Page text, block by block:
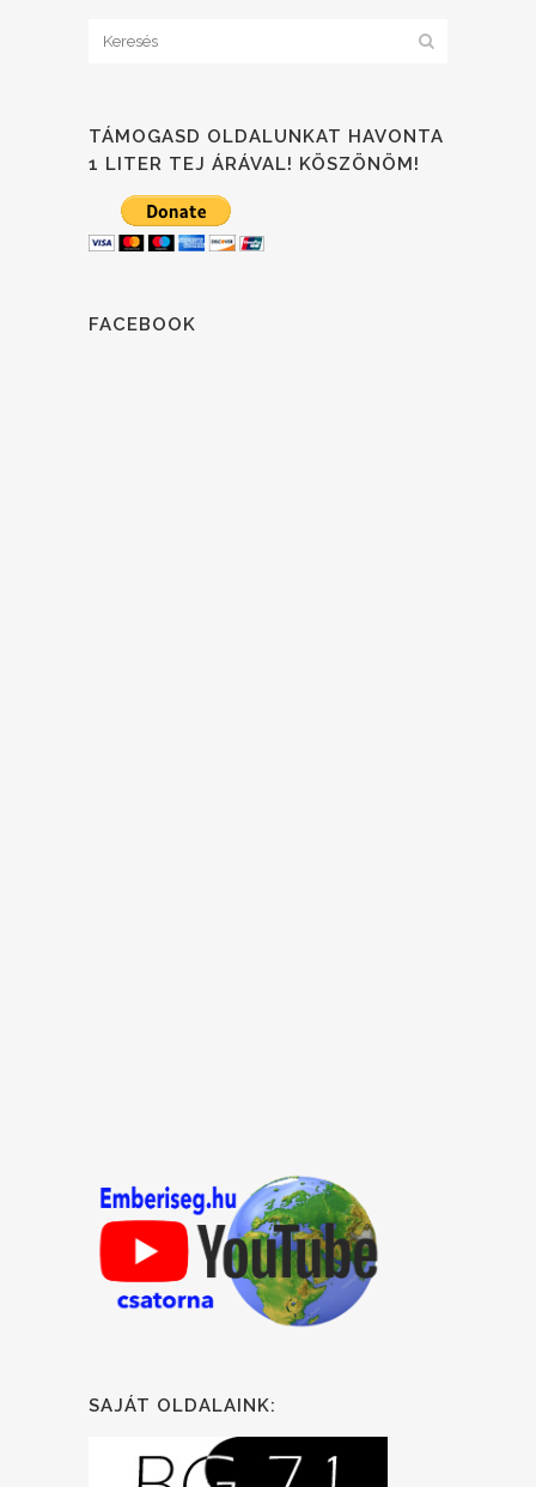
TÁMOGASD OLDALUNKAT HAVONTA
1 LITER TEJ ÁRÁVAL! KÖSZÖNÖM!
FACEBOOK
SAJÁT OLDALAINK: